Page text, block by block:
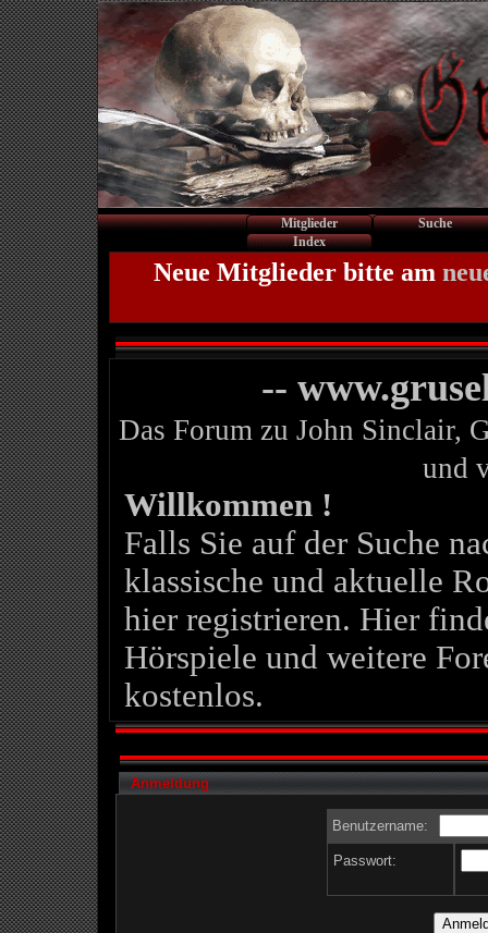
Mitglieder
Suche
Index
Neue Mitglieder bitte am
--
Das Forum zu John Sinclair,
und
Willkommen !
Falls Sie auf der Suche
klassische und aktuelle
hier registrieren. Hier
Hörspiele und weitere
kostenlos.
Anmeldung
Benutzername:
Passwort: